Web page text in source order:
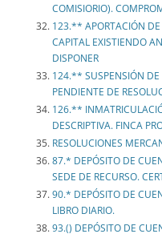
COMISIORIO).
123.** APORTACIÓN
CAPITAL EXISTIENDO
DISPONER
124.** SUSPENSIÓN DE
PENDIENTE DE
126.**
DESCRIPTIVA. FINCA
RESOLUCIONES
87.* DEPÓSITO DE
SEDE DE RECURSO.
90.* DEPÓSITO DE
LIBRO DIARIO.
93.() DEPÓSITO DE